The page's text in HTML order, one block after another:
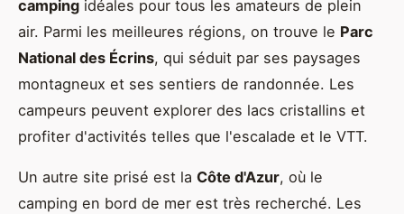
camping idéales pour tous les amateurs de plein
air. Parmi les meilleures régions, on trouve le Parc
National des Écrins, qui séduit par ses paysages
montagneux et ses sentiers de randonnée. Les
campeurs peuvent explorer des lacs cristallins et
profiter d'activités telles que l'escalade et le VTT.
Un autre site prisé est la Côte d'Azur, où le
camping en bord de mer est très recherché. Les